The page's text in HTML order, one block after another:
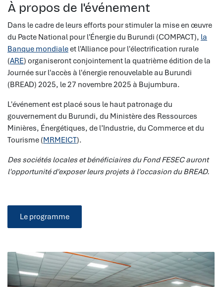
À propos de l'événement
Dans le cadre de leurs efforts pour stimuler la mise en œuvre
du Pacte National pour l'Énergie du Burundi (COMPACT), la
Banque mondialeet l'Alliance pour l'électrification rurale
(ARE) organiseront conjointement la quatrième édition de la
Journée sur l'accès à l'énergie renouvelable au Burundi
(BREAD) 2025, le 27 novembre 2025 à Bujumbura.
L'événement est placé sous le haut patronage du
gouvernement du Burundi, du Ministère des Ressources
Minières, Énergétiques, de l’Industrie, du Commerce et du
Tourisme (MRMEICT).
Des sociétés locales et bénéficiaires du Fond FESEC auront
l'opportunité d'exposer leurs projets à l'occasion du BREAD.
Le programme